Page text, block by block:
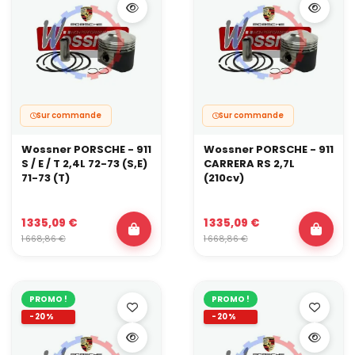
Sur commande
Wossner PORSCHE - 911
S / E / T 2,4L 72-73 (S,E)
71-73 (T)
1 335,09 €
1 668,86 €
Sur commande
Wossner PORSCHE - 911
CARRERA RS 2,7L
(210cv)
1 335,09 €
1 668,86 €
PROMO !
-20%
PROMO !
-20%